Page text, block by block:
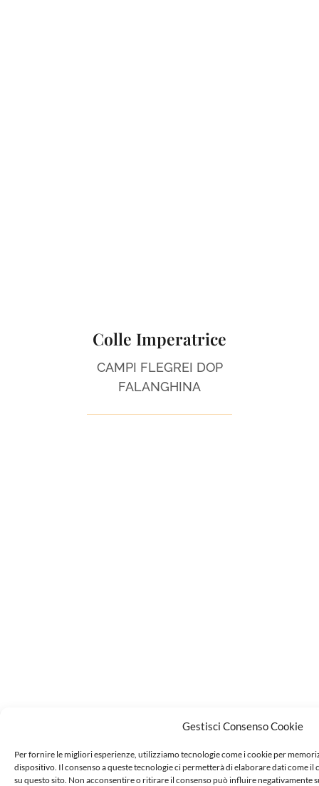
Gestisci Consenso Cookie
Per fornire le migliori esperienze, utilizziamo tecnologie come i cookie per
dispositivo. Il consenso a queste tecnologie ci permetterà di elaborare dati come
su questo sito. Non acconsentire o ritirare il consenso può influire negativamente
Colle Imperatrice
CAMPI FLEGREI DOP
FALANGHINA